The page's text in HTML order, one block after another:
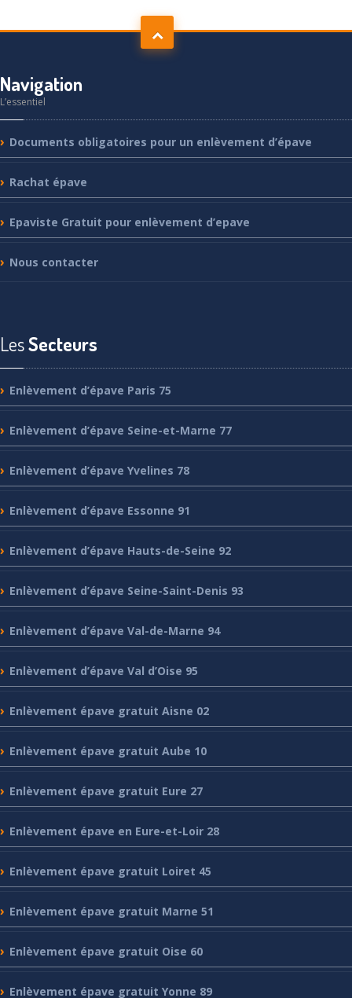
Navigation
L’essentiel
Documents obligatoires pour un enlèvement d’épave
Rachat épave
Epaviste Gratuit pour enlèvement d’epave
Nous contacter
LesSecteurs
Enlèvement d’épave Paris 75
Enlèvement d’épave Seine-et-Marne 77
Enlèvement d’épave Yvelines 78
Enlèvement d’épave Essonne 91
Enlèvement d’épave Hauts-de-Seine 92
Enlèvement d’épave Seine-Saint-Denis 93
Enlèvement d’épave Val-de-Marne 94
Enlèvement d’épave Val d’Oise 95
Enlèvement épave gratuit Aisne 02
Enlèvement épave gratuit Aube 10
Enlèvement épave gratuit Eure 27
Enlèvement épave en Eure-et-Loir 28
Enlèvement épave gratuit Loiret 45
Enlèvement épave gratuit Marne 51
Enlèvement épave gratuit Oise 60
Enlèvement épave gratuit Yonne 89